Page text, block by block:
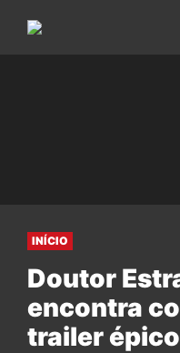
INÍCIO
Doutor
encontra
trailer épico